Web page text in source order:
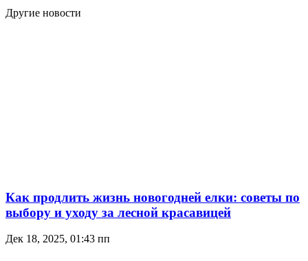
Другие новости
Как продлить жизнь новогодней елки: советы по
выбору и уходу за лесной красавицей
Дек 18, 2025, 01:43 пп